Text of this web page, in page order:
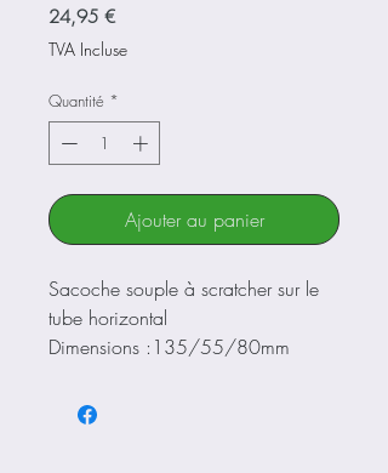
24,95 €Prix
TVA Incluse
Quantité *
Ajouter au panier
Sacoche souple à scratcher sur le
tube horizontal
Dimensions :135/55/80mm
énergétiques